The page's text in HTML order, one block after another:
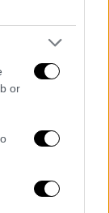
or
της
το όνομα
στενού
Βαγγέλη
που
Τσόγκας
Στα νέα
από
Λευτέρης
κα